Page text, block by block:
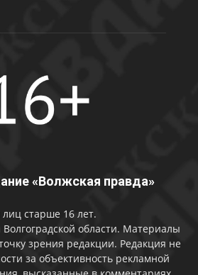
«Волжская правда»
лиц старше 16 лет.
области. Материалы
зрения редакции. Редакция не
за объективность рекламной